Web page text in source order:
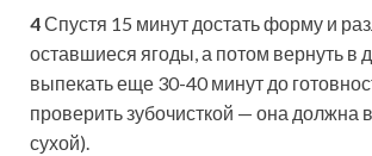
4Спустя 15 минут достать форму и
оставшиеся ягоды, а потом вернуть в
выпекать еще 30-40 минут до
проверить зубочисткой — она должна
сухой).